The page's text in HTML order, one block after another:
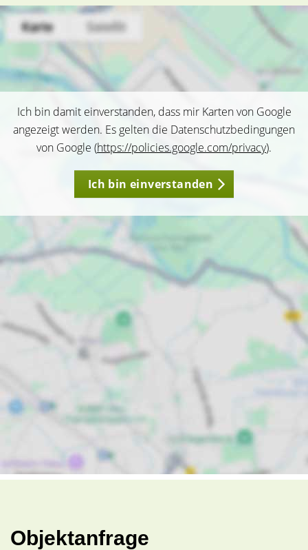
Ich bin damit einverstanden, dass mir Karten von Google
angezeigt werden. Es gelten die Datenschutzbedingungen
von Google (https://policies.google.com/privacy).
Ich bin einverstanden
Objektanfrage